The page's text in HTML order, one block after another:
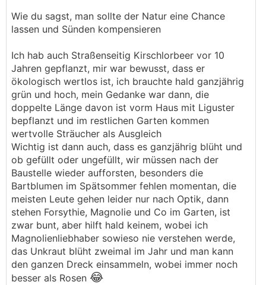
haben. Ist zb auch hier nachzulesen:https://klein
gaerten-biologische-vielfalt.de/forschung-zur-bi
Logisch ist niemand gezwungen einen
Naturgarten zu haben, und ich verstehe auch,
daß Manche skeptisch sind, weil sie das von
früher so kennen mit Thujen/Lorbeer und reinem
englischen Rasen, oder weil sie Angst vor Bienen
oder Zecken haben.
Ich finde am Wichtigsten ist, daß man sich der
Problematik bewusst ist und weiß welche Dinge
gut für die Natur sind und welche nicht, damit
man diesen Faktor in seine Entscheidungen mit
einbeziehen kann. Vielleicht mag Jemand nicht
alle Aspekte von einem Naturgarten umsetzen,
aber Manche doch, oder man macht einen Teil
des Gartens zum Naturgarten und einen anderen
Teil nicht. Man kann Gärten ja leicht zonieren.
Wie du sagst, man sollte der Natur eine Chance
lassen und Sünden kompensieren
Ich hab auch Straßenseitig Kirschlorbeer vor 10
Jahren gepflanzt, mir war bewusst, dass er
ökologisch wertlos ist, ich brauchte hald ganzjährig
grün und hoch, mein Gedanke war dann, die
doppelte Länge davon ist vorm Haus mit Liguster
bepflanzt und im restlichen Garten kommen
wertvolle Sträucher als Ausgleich
Wichtig ist dann auch, dass es ganzjährig blüht und
ob gefüllt oder ungefüllt, wir müssen nach der
Baustelle wieder aufforsten, besonders die
Bartblumen im Spätsommer fehlen momentan, die
meisten Leute gehen leider nur nach Optik, dann
stehen Forsythie, Magnolie und Co im Garten, ist
zwar bunt, aber hilft hald keinem, wobei ich
Magnolienliebhaber sowieso nie verstehen werde,
das Unkraut blüht zweimal im Jahr und man kann
den ganzen Dreck einsammeln, wobei immer noch
besser als Rosen 😂